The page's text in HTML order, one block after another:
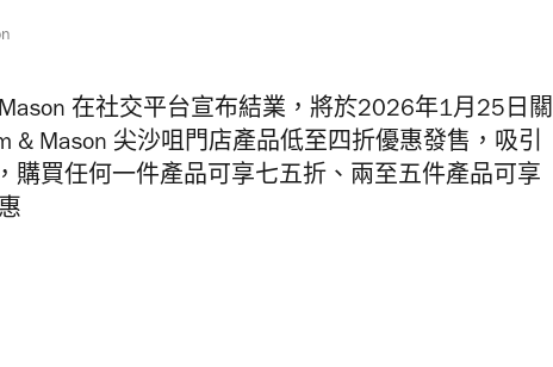
在社交平台宣布結業，將於2026年1月25日關
& Mason 尖沙咀門店產品低至四折優惠發售，吸引
購買任何一件產品可享七五折、兩至五件產品可享